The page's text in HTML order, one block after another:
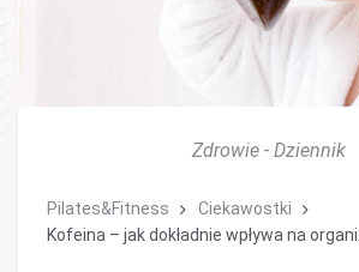
Zdrowie - Dziennik
Pilates&Fitness
Ciekawostki
Kofeina – jak dokładnie wpływa na organi...